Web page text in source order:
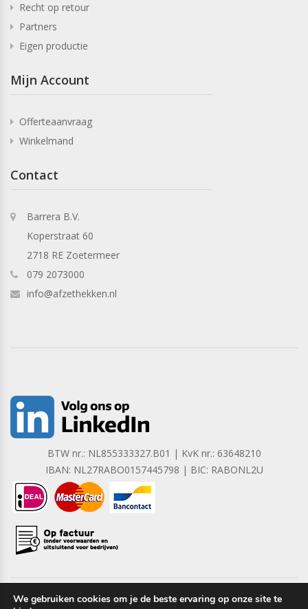
Recht op retour
Partners
Eigen productie
Mijn Account
Offerteaanvraag
Winkelmand
Contact
Barrera B.V.
Koperstraat 60
2718 RE Zoetermeer
079 2073000
info@afzethekken.nl
BTW nr.: NL855333327.B01 | KvK nr.: 63648210
IBAN: NL27RABO0157445798 | BIC: RABONL2U
We gebruiken cookies om je de beste ervaring op onze site te